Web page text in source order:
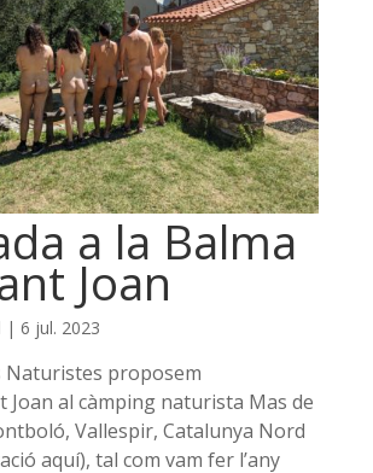
a la Balma
Joan
| 6 jul. 2023
Naturistes proposem
Joan al càmping naturista Mas de
Vallespir, Catalunya Nord
aquí), tal com vam fer l’any